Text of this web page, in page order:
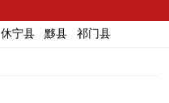
休宁县 黟县 祁门县